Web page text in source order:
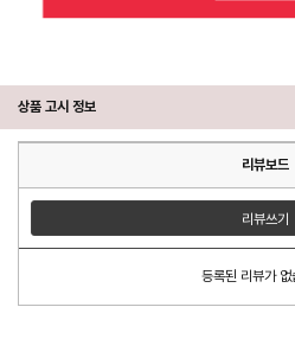
상품 고시 정보
리뷰보드
리뷰쓰기
등록된 리뷰가 없